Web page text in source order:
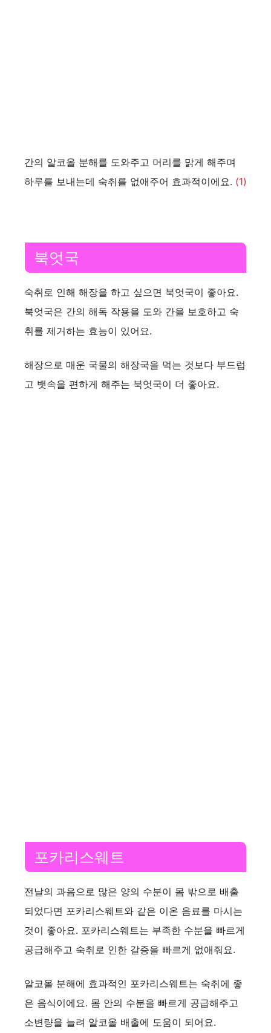
간의 알코올 분해를 도와주고 머리를 맑게 해주며
하루를 보내는데 숙취를 없애주어 효과적이에요. (1)
북엇국
숙취로 인해 해장을 하고 싶으면 북엇국이 좋아요.
북엇국은 간의 해독 작용을 도와 간을 보호하고 숙
취를 제거하는 효능이 있어요.
해장으로 매운 국물의 해장국을 먹는 것보다 부드럽
고 뱃속을 편하게 해주는 북엇국이 더 좋아요.
포카리스웨트
전날의 과음으로 많은 양의 수분이 몸 밖으로 배출
되었다면 포카리스웨트와 같은 이온 음료를 마시는
것이 좋아요. 포카리스웨트는 부족한 수분을 빠르게
공급해주고 숙취로 인한 갈증을 빠르게 없애줘요.
알코올 분해에 효과적인 포카리스웨트는 숙취에 좋
은 음식이에요. 몸 안의 수분을 빠르게 공급해주고
소변량을 늘려 알코올 배출에 도움이 되어요.